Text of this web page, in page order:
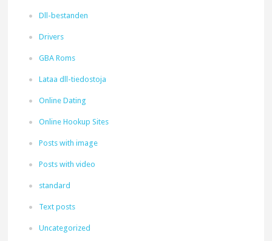
Dll-bestanden
Drivers
GBA Roms
Lataa dll-tiedostoja
Online Dating
Online Hookup Sites
Posts with image
Posts with video
standard
Text posts
Uncategorized